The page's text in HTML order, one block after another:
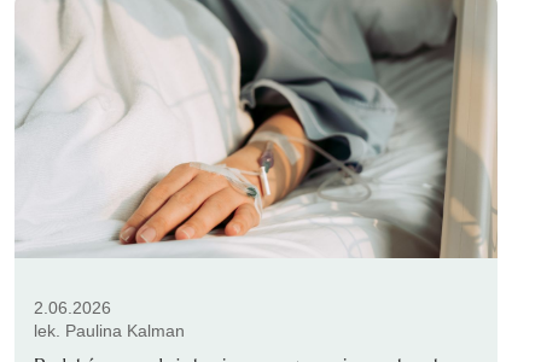
2.06.2026
lek. Paulina Kalman